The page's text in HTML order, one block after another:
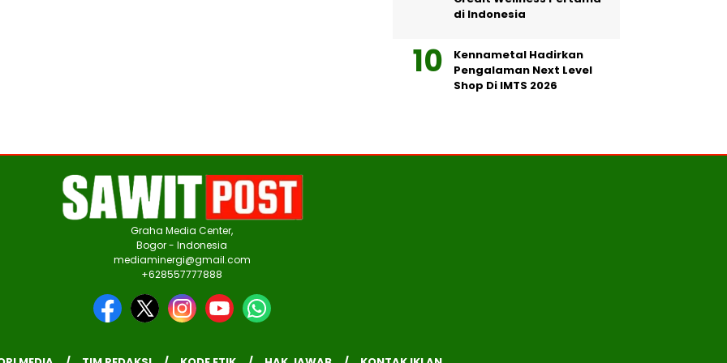
di Indonesia
Kennametal Hadirkan
Pengalaman Next Level
Shop Di IMTS 2026
Graha Media Center,
Bogor - Indonesia
mediaminergi@gmail.com
+628557777888